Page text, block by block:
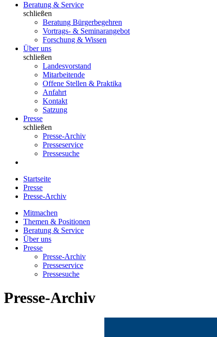
Beratung & Service
schließen
Beratung Bürgerbegehren
Vortrags- & Seminarangebot
Forschung & Wissen
Über uns
schließen
Landesvorstand
Mitarbeitende
Offene Stellen & Praktika
Anfahrt
Kontakt
Satzung
Presse
schließen
Presse-Archiv
Presseservice
Pressesuche
Startseite
Presse
Presse-Archiv
Mitmachen
Themen & Positionen
Beratung & Service
Über uns
Presse
Presse-Archiv
Presseservice
Pressesuche
Presse-Archiv